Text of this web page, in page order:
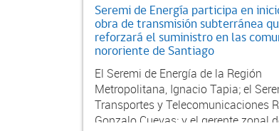
Seremi de Energía participa en
obra de transmisión subterránea
reforzará el suministro en las
nororiente de Santiago
El Seremi de Energía de la Región
Metropolitana, Ignacio Tapia; el
Transportes y Telecomunicaciones
Gonzalo Cuevas; y el gerente zonal